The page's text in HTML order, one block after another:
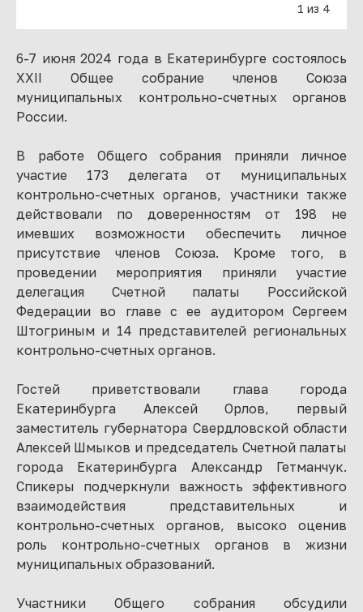
1 из 4
6-7 июня 2024 года в Екатеринбурге состоялось
XXII Общее собрание членов Союза
муниципальных контрольно-счетных органов
России.
В работе Общего собрания приняли личное
участие 173 делегата от муниципальных
контрольно-счетных органов, участники также
действовали по доверенностям от 198 не
имевших возможности обеспечить личное
присутствие членов Союза. Кроме того, в
проведении мероприятия приняли участие
делегация Счетной палаты Российской
Федерации во главе с ее аудитором Сергеем
Штогриным и 14 представителей региональных
контрольно-счетных органов.
Гостей приветствовали глава города
Екатеринбурга Алексей Орлов, первый
заместитель губернатора Свердловской области
Алексей Шмыков и председатель Счетной палаты
города Екатеринбурга Александр Гетманчук.
Спикеры подчеркнули важность эффективного
взаимодействия представительных и
контрольно-счетных органов, высоко оценив
роль контрольно-счетных органов в жизни
муниципальных образований.
Участники Общего собрания обсудили